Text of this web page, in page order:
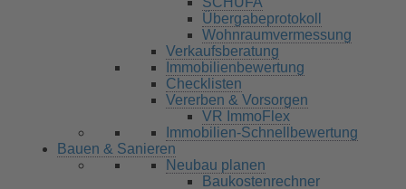
Übergabeprotokoll
Wohnraumvermessung
Verkaufsberatung
Immobilienbewertung
Checklisten
Vererben & Vorsorgen
VR ImmoFlex
Immobilien-Schnellbewertung
Bauen & Sanieren
Neubau planen
Baukostenrechner